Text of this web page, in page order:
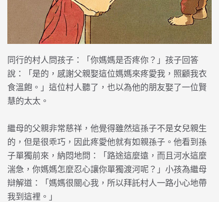
同行的村人問孩子：「你媽媽是否疼你？」孩子回答
說：「是的，感謝父親娶這位媽媽來疼愛我，照顧我衣
食溫飽。」這位村人聽了，也以為他的朋友娶了一位賢
慧的太太。
繼母的父親非常慈祥，他覺得雖然這孫子不是女兒親生
的，但是很乖巧，因此疼愛他就有如親孫子。他看到孫
子單獨前來，納悶地問：「路途這麼遠，而且河水這麼
湍急，你媽媽怎麼忍心讓你單獨渡河呢？」小孩為繼母
辯解道：「媽媽很關心我，所以拜託村人一路小心地帶
我到這裡。」